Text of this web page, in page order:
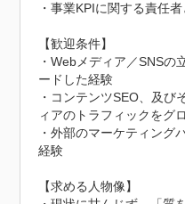
・事業KPIに関する責任
【歓迎条件】
・Webメディア／SNSの
ードした経験
・コンテンツSEO、及び
ィアのトラフィックをグ
・外部のマーケティング
経験
【求める人物像】